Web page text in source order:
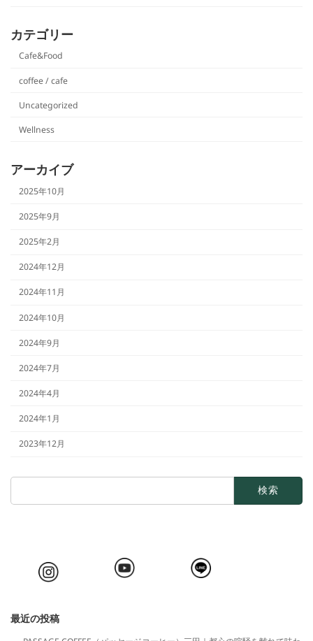
カテゴリー
Cafe&Food
coffee / cafe
Uncategorized
Wellness
アーカイブ
2025年10月
2025年9月
2025年2月
2024年12月
2024年11月
2024年10月
2024年9月
2024年7月
2024年4月
2024年1月
2023年12月
検
最近の投稿